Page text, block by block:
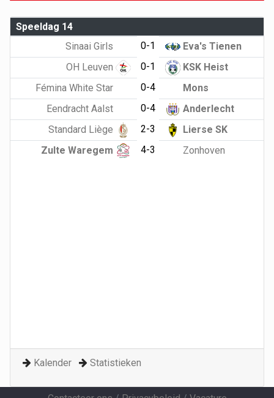
Speeldag 14
Sinaai Girls
0-1
Eva's Tienen
OH Leuven
0-1
KSK Heist
Fémina White Star
0-4
Mons
Eendracht Aalst
0-4
Anderlecht
Standard Liège
2-3
Lierse SK
Zulte Waregem
4-3 Zonhoven
Kalender Statistieken